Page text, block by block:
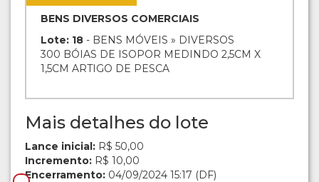
BENS DIVERSOS COMERCIAIS
Lote: 18 - BENS MÓVEIS » DIVERSOS
300 BÓIAS DE ISOPOR MEDINDO 2,5CM X
1,5CM ARTIGO DE PESCA
Mais detalhes do lote
Lance inicial: R$ 50,00
Incremento: R$ 10,00
Encerramento: 04/09/2024 15:17 (DF)